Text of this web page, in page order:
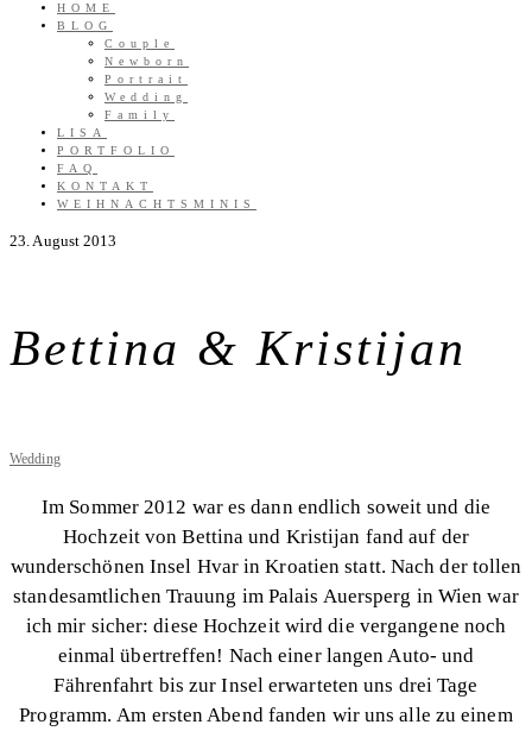
HOME
BLOG
Couple
Newborn
Portrait
Wedding
Family
LISA
PORTFOLIO
FAQ
KONTAKT
WEIHNACHTSMINIS
23. August 2013
Bettina & Kristijan
Wedding
Im Sommer 2012 war es dann endlich soweit und die
Hochzeit von Bettina und Kristijan fand auf der
wunderschönen Insel Hvar in Kroatien statt. Nach der tollen
standesamtlichen Trauung im Palais Auersperg in Wien war
ich mir sicher: diese Hochzeit wird die vergangene noch
einmal übertreffen! Nach einer langen Auto- und
Fährenfahrt bis zur Insel erwarteten uns drei Tage
Programm. Am ersten Abend fanden wir uns alle zu einem